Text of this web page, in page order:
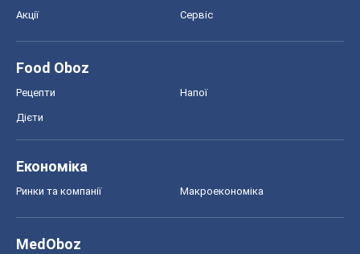
Акції Сервіс
Food Oboz
Рецепти Напої
Дієти
Економіка
Ринки та компанії Макроекономіка
MedOboz